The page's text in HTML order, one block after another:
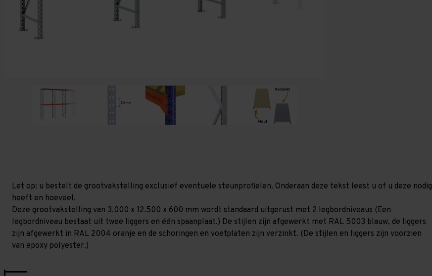
Let op: u bestelt de grootvakstelling exclusief eventuele steunprofielen. Onderaan deze tekst leest u of u deze nodig
heeft en hoeveel.
Deze grootvakstelling van 3.000 x 12.500 x 600 mm wordt standaard uitgerust met 2 legbordniveaus (Een
legbordniveau bestaat uit twee liggers en één spaanplaat.) De stijlen zijn afgewerkt met RAL 5003 blauw, de liggers
zijn afgewerkt in RAL 2004 oranje en de schoringen en voetplaten zijn verzinkt. (De stijlen en liggers zijn voorzien
van epoxy polyester.)